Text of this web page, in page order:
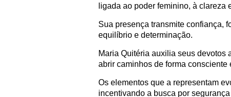
ligada ao poder feminino, à
Sua presença transmite confiança,
equilíbrio e determinação.
Maria Quitéria auxilia seus devotos
abrir caminhos de forma consciente
Os elementos que a representam
incentivando a busca por